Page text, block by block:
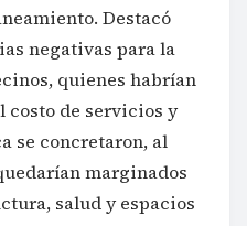
Destacó
negativas para la
quienes habrían
costo de servicios y
se concretaron, al
marginados
salud y espacios